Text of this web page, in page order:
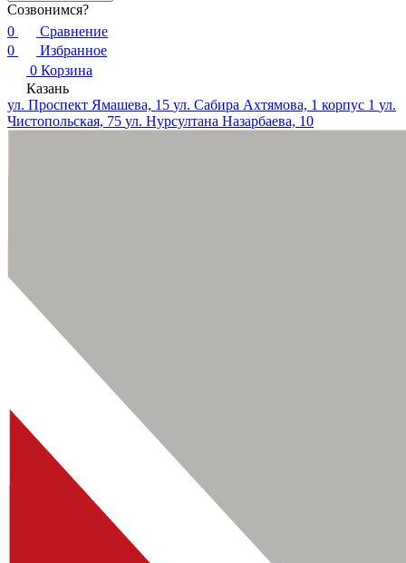
Созвонимся?
0
Сравнение
0
Избранное
0 Корзина
Казань
ул. Проспект Ямашева, 15 ул. Сабира Ахтямова, 1 корпус 1 ул.
Чистопольская, 75 ул. Нурсултана Назарбаева, 10